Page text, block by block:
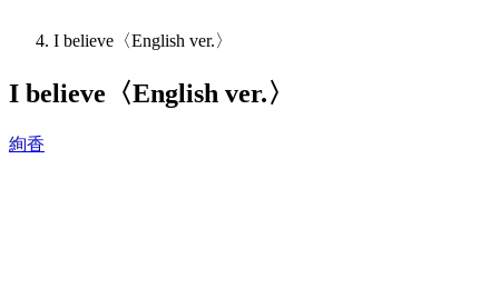
I believe〈English ver.〉
I believe〈English ver.〉
絢香